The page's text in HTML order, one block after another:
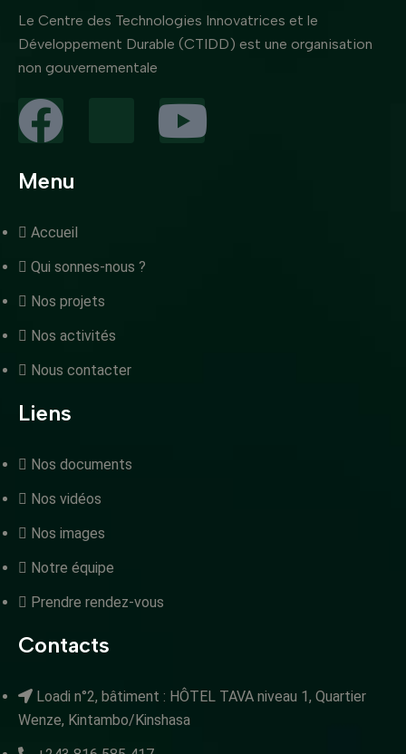
Le Centre des Technologies Innovatrices et le
Développement Durable (CTIDD) est une organisation
non gouvernementale
Menu
Accueil
Qui sonnes-nous ?
Nos projets
Nos activités
Nous contacter
Liens
Nos documents
Nos vidéos
Nos images
Notre équipe
Prendre rendez-vous
Contacts
Loadi n°2, bâtiment : HÔTEL TAVA niveau 1, Quartier
Wenze, Kintambo/Kinshasa